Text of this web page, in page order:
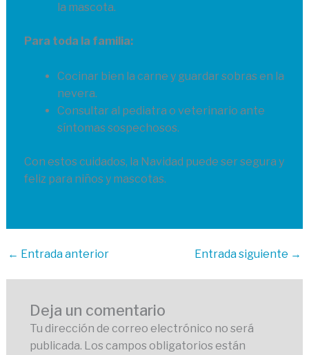
la mascota.
Para toda la familia:
Cocinar bien la carne y guardar sobras en la
nevera.
Consultar al pediatra o veterinario ante
síntomas sospechosos.
Con estos cuidados, la Navidad puede ser segura y
feliz para niños y mascotas.
← Entrada anterior Entrada siguiente →
Deja un comentario
Tu dirección de correo electrónico no será
publicada. Los campos obligatorios están